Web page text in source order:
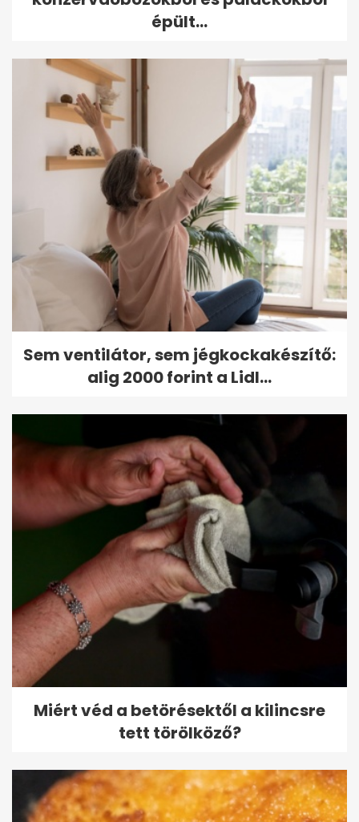
épült...
Sem ventilátor, sem jégkockakészítő:
alig 2000 forint a Lidl...
Miért véd a betörésektől a kilincsre
tett törölköző?